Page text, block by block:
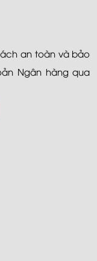
an toàn và bảo
Ngân hàng qua